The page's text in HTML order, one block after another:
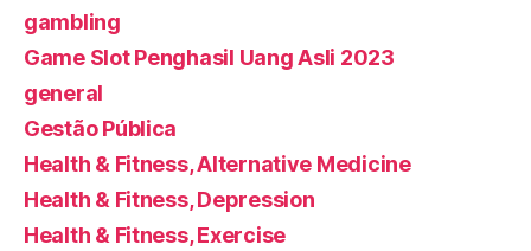
gambling
Game Slot Penghasil Uang Asli 2023
general
Gestão Pública
Health & Fitness, Alternative Medicine
Health & Fitness, Depression
Health & Fitness, Exercise